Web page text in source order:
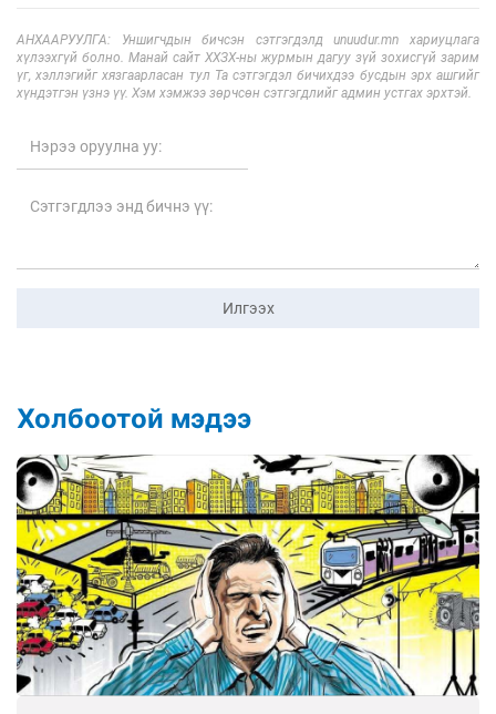
АНХААРУУЛГА: Уншигчдын бичсэн сэтгэгдэлд unuudur.mn хариуцлага
хүлээхгүй болно. Манай сайт ХХЗХ-ны журмын дагуу зүй зохисгүй зарим
үг, хэллэгийг хязгаарласан тул Та сэтгэгдэл бичихдээ бусдын эрх ашгийг
хүндэтгэн үзнэ үү. Хэм хэмжээ зөрчсөн сэтгэгдлийг админ устгах эрхтэй.
Илгээх
Холбоотой мэдээ